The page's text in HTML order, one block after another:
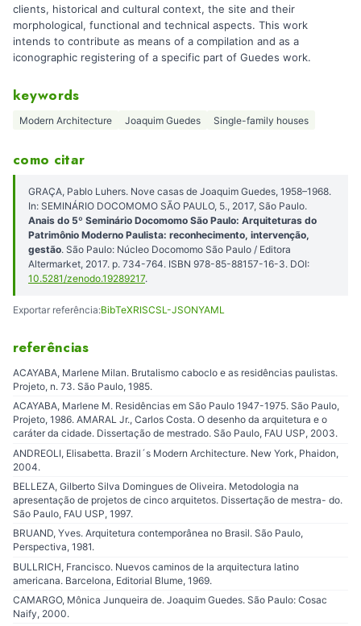
clients, historical and cultural context, the site and their
morphological, functional and technical aspects. This work
intends to contribute as means of a compilation and as a
iconographic registering of a specific part of Guedes work.
keywords
Modern Architecture Joaquim Guedes Single-family houses
como citar
GRAÇA, Pablo Luhers. Nove casas de Joaquim Guedes, 1958–1968.
In: SEMINÁRIO DOCOMOMO SÃO PAULO, 5., 2017, São Paulo.
Anais do 5º Seminário Docomomo São Paulo: Arquiteturas do
Patrimônio Moderno Paulista: reconhecimento, intervenção,
gestão. São Paulo: Núcleo Docomomo São Paulo / Editora
Altermarket, 2017. p. 734-764. ISBN 978-85-88157-16-3. DOI:
10.5281/zenodo.19289217.
Exportar referência:BibTeXRISCSL-JSONYAML
referências
ACAYABA, Marlene Milan. Brutalismo caboclo e as residências paulistas.
Projeto, n. 73. São Paulo, 1985.
ACAYABA, Marlene M. Residências em São Paulo 1947-1975. São Paulo,
Projeto, 1986. AMARAL Jr., Carlos Costa. O desenho da arquitetura e o
caráter da cidade. Dissertação de mestrado. São Paulo, FAU USP, 2003.
ANDREOLI, Elisabetta. Brazil´s Modern Architecture. New York, Phaidon,
2004.
BELLEZA, Gilberto Silva Domingues de Oliveira. Metodologia na
apresentação de projetos de cinco arquitetos. Dissertação de mestra- do.
São Paulo, FAU USP, 1997.
BRUAND, Yves. Arquitetura contemporânea no Brasil. São Paulo,
Perspectiva, 1981.
BULLRICH, Francisco. Nuevos caminos de la arquitectura latino
americana. Barcelona, Editorial Blume, 1969.
CAMARGO, Mônica Junqueira de. Joaquim Guedes. São Paulo: Cosac
Naify, 2000.